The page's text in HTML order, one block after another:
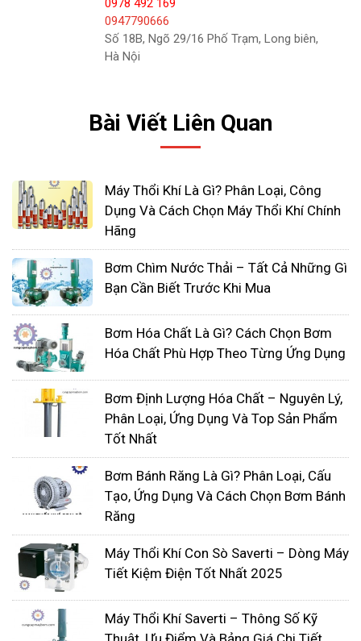
đặc biệt để phù hợp với đặc thù công việc nhằm
kháng lại tác động lý – hóa của chất bơm như tính
bào mòn, ăn mòn của hóa chất độc hại. Vì thế chất
liệu màng bơm là rất quan trọng, chúng quyết định
độ bền của cả bơm màng.
Van bi một chiều có tác dụng ngăn và dẫn
hướng dòng chảy của chất lỏng đúng theo
từng chu kỳ hút và xả.
Chu kỳ hút thì van bi của cổng hút sẽ được
mở ra để hút chất lỏng vào buồng bơm, đồng
thời thì van bi cổng xả sẽ được đóng lại để
0978 492 169
0947790666
Số 18B, Ngõ 29/16 Phố Trạm, Long biên,
Hà Nội
Bài Viết Liên Quan
Máy Thổi Khí Là Gì? Phân Loại, Công
Dụng Và Cách Chọn Máy Thổi Khí Chính
Hãng
Bơm Chìm Nước Thải – Tất Cả Những Gì
Bạn Cần Biết Trước Khi Mua
Bơm Hóa Chất Là Gì? Cách Chọn Bơm
Hóa Chất Phù Hợp Theo Từng Ứng Dụng
Bơm Định Lượng Hóa Chất – Nguyên Lý,
Phân Loại, Ứng Dụng Và Top Sản Phẩm
Tốt Nhất
Bơm Bánh Răng Là Gì? Phân Loại, Cấu
Tạo, Ứng Dụng Và Cách Chọn Bơm Bánh
Răng
Máy Thổi Khí Con Sò Saverti – Dòng Máy
Tiết Kiệm Điện Tốt Nhất 2025
Máy Thổi Khí Saverti – Thông Số Kỹ